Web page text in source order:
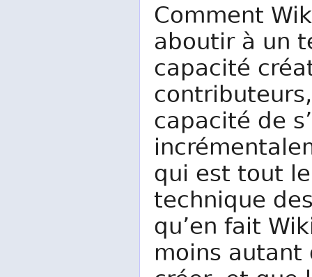
Comment
aboutir à un
capacité
capacité de
qui est tout
technique
qu’en fait
moins